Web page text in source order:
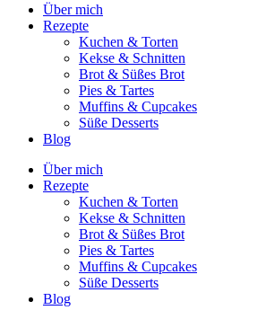
Über mich
Rezepte
Kuchen & Torten
Kekse & Schnitten
Brot & Süßes Brot
Pies & Tartes
Muffins & Cupcakes
Süße Desserts
Blog
Über mich
Rezepte
Kuchen & Torten
Kekse & Schnitten
Brot & Süßes Brot
Pies & Tartes
Muffins & Cupcakes
Süße Desserts
Blog